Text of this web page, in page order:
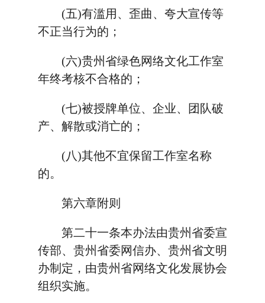
(五)有滥用、歪曲、夸大宣传等
不正当行为的；
(六)贵州省绿色网络文化工作室
年终考核不合格的；
(七)被授牌单位、企业、团队破
产、解散或消亡的；
(八)其他不宜保留工作室名称
的。
第六章附则
第二十一条本办法由贵州省委宣
传部、贵州省委网信办、贵州省文明
办制定，由贵州省网络文化发展协会
组织实施。